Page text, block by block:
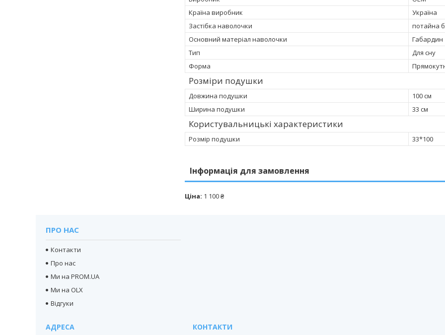
Країна виробник
Україна
Застібка наволочки
потайна
Основний матеріал наволочки
Габардин
Тип
Для сну
Форма
Розміри подушки
Довжина подушки
100 см
Ширина подушки
33 см
Користувальницькі характеристики
Розмір подушки 33*100
Інформація для замовлення
Ціна: 1 100 ₴
ПРО НАС
Контакти
Про нас
Ми на PROM.UA
Ми на OLX
Відгуки